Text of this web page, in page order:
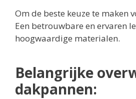
Om de beste keuze te maken
Een betrouwbare en ervaren
hoogwaardige materialen.
Belangrijke
dakpannen: